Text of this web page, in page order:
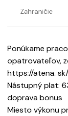
Zahraničie
Ponúkame
opatrovateľov,
https://atena.
Nástupný plat:
doprava bonus
Miesto výkonu